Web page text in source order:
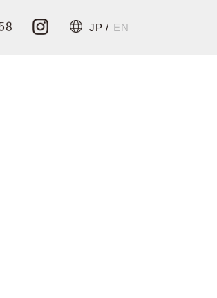
JP / EN